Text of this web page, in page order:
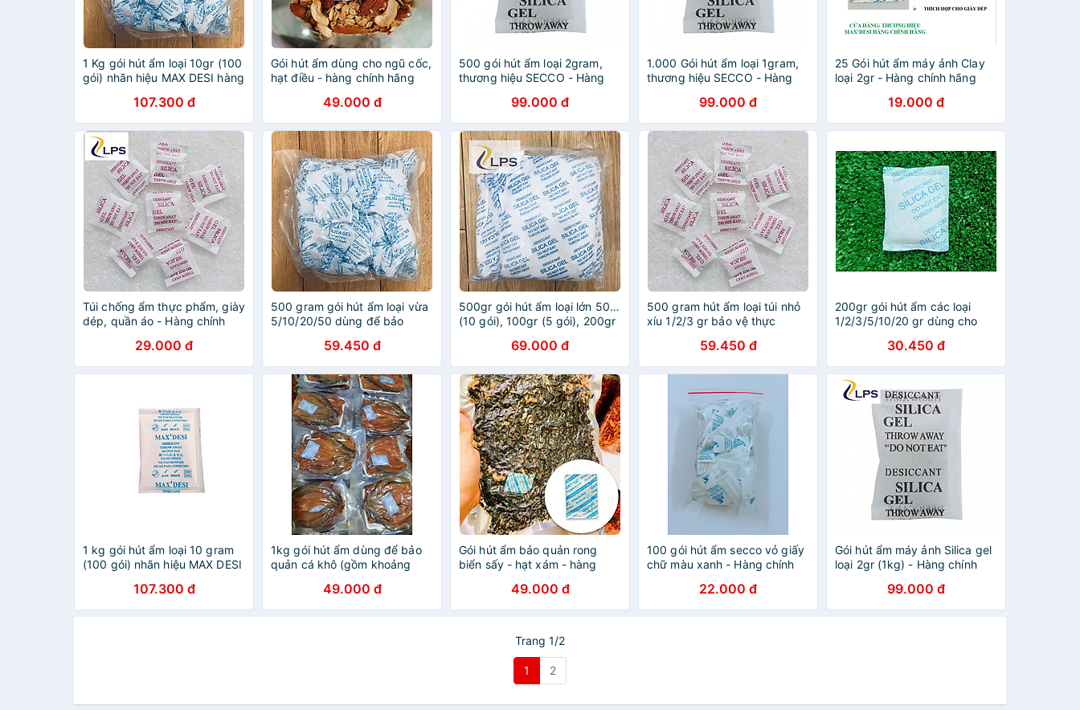
1 Kg gói hút ẩm loại 10gr (100
gói) nhãn hiệu MAX DESI hàng
107.300 đ
Gói hút ẩm dùng cho ngũ cốc,
hạt điều - hàng chính hãng
49.000 đ
500 gói hút ẩm loại 2gram,
thương hiệu SECCO - Hàng
99.000 đ
1.000 Gói hút ẩm loại 1gram,
thương hiệu SECCO - Hàng
99.000 đ
25 Gói hút ẩm máy ảnh Clay
loại 2gr - Hàng chính hãng
19.000 đ
Túi chống ẩm thực phẩm, giày
dép, quần áo - Hàng chính
29.000 đ
500 gram gói hút ẩm loại vừa
5/10/20/50 dùng để bảo
giày dép, vali du lịch, mĩ
phẩm, thiết bị điện tử nhãn
hiệu MAX DESI hàng chính
hãng
59.450 đ
500gr gói hút ẩm loại lớn 50gr
(10 gói), 100gr (5 gói), 200gr
hàng chính hãng
69.000 đ
500 gram hút ẩm loại túi nhỏ
xíu 1/2/3 gr bảo vệ thực
áo. thiết bị điện tử nhãn hiệu
MAX DESI hàng chính hãng
59.450 đ
200gr gói hút ẩm các loại
1/2/3/5/10/20 gr dùng cho
áo, giày dép, điện tử nhãn
hiệu MAX DESI hàng chính
hãng
30.450 đ
1 kg gói hút ẩm loại 10 gram
(100 gói) nhãn hiệu MAX DESI
107.300 đ
1kg gói hút ẩm dùng để bảo
quản cá khô (gồm khoảng
49.000 đ
Gói hút ẩm bảo quản rong
biển sấy - hạt xám - hàng
49.000 đ
100 gói hút ẩm secco vỏ giấy
chữ màu xanh - Hàng chính
22.000 đ
Gói hút ẩm máy ảnh Silica gel
loại 2gr (1kg) - Hàng chính
99.000 đ
Trang 1/2
1 2